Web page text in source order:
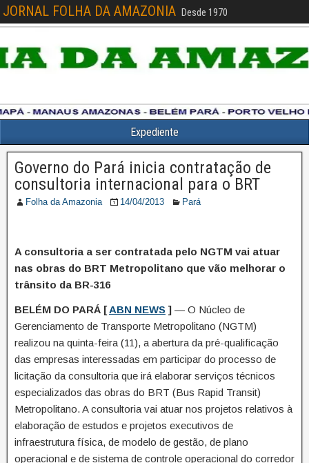
JORNAL FOLHA DA AMAZONIA Desde 1970
Expediente
Governo do Pará inicia contratação de
consultoria internacional para o BRT
Folha da Amazonia 14/04/2013 Pará
A consultoria a ser contratada pelo NGTM vai atuar
nas obras do BRT Metropolitano que vão melhorar o
trânsito da BR-316
BELÉM DO PARÁ [ABN NEWS ] — O Núcleo de
Gerenciamento de Transporte Metropolitano (NGTM)
realizou na quinta-feira (11), a abertura da pré-qualificação
das empresas interessadas em participar do processo de
licitação da consultoria que irá elaborar serviços técnicos
especializados das obras do BRT (Bus Rapid Transit)
Metropolitano. A consultoria vai atuar nos projetos relativos à
elaboração de estudos e projetos executivos de
infraestrutura física, de modelo de gestão, de plano
operacional e de sistema de controle operacional do corredor